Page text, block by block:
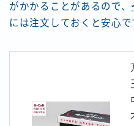
がかかることがあるので、
には注文しておくと安心で